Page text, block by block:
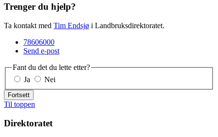
Trenger du hjelp?
Ta kontakt med Tim Endsjø i Landbruksdirektoratet.
78606000
Send e-post
Fant du det du lette etter?
Ja
Nei
Fortsett
Til toppen
Direktoratet